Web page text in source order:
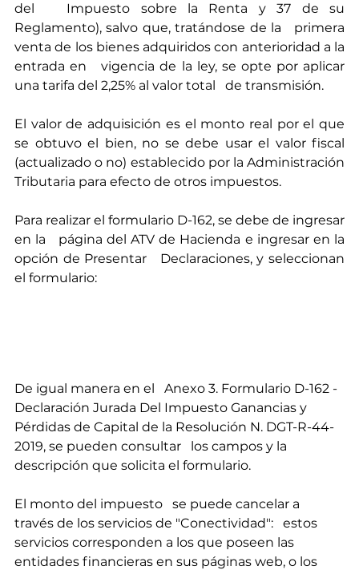
del   Impuesto sobre la Renta y 37 de su
Reglamento), salvo que, tratándose de la   primera
venta de los bienes adquiridos con anterioridad a la
entrada en   vigencia de la ley, se opte por aplicar
una tarifa del 2,25% al valor total   de transmisión.
El valor de adquisición es el monto real por el que
se obtuvo el bien, no se debe usar el valor fiscal
(actualizado o no) establecido por la Administración
Tributaria para efecto de otros impuestos.
Para realizar el formulario D-162, se debe de ingresar
en la   página del ATV de Hacienda e ingresar en la
opción de Presentar   Declaraciones, y seleccionan
el formulario:
De igual manera en el   Anexo 3. Formulario D-162 -
Declaración Jurada Del Impuesto Ganancias y
Pérdidas de Capital de la Resolución N. DGT-R-44-
2019, se pueden consultar   los campos y la
descripción que solicita el formulario.
El monto del impuesto   se puede cancelar a
través de los servicios de "Conectividad":   estos
servicios corresponden a los que poseen las
entidades financieras en sus páginas web, o los